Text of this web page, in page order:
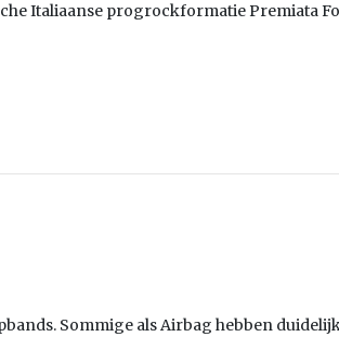
Italiaanse progrockformatie Premiata
Sommige als Airbag hebben